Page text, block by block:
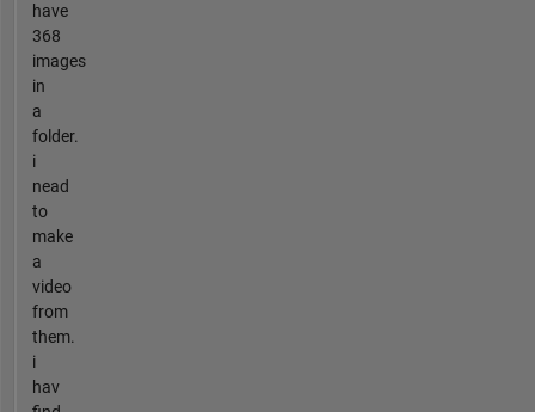
have
368
images
in
a
folder.
i
nead
to
make
a
video
from
them.
i
hav